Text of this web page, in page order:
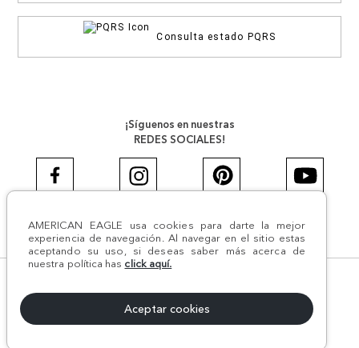
AMERICAN EAGLE usa cookies para darte la mejor
experiencia de navegación. Al navegar en el sitio estas
aceptando su uso, si deseas saber más acerca de
nuestra política has click aquí.
Aceptar cookies
Consulta estado PQRS
¡Síguenos en nuestras
REDES SOCIALES!
#AEJEANS #AerieREALCOL
NIT:800.069.933-6 | CII 14 #52A - 370 | Medellín, Colombia